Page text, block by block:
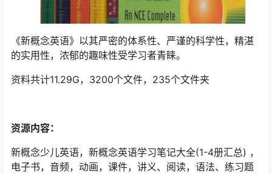
《新概念英语》以其严密的体系性、严谨的科学性，精湛
的实用性，浓郁的趣味性受学习者青睐。
资料共计11.29G，3200个文件，235个文件夹
资源内容：
新概念少儿英语，新概念英语学习笔记大全(1-4册汇总) ，
电子书，音频，动画，课件，讲义、阅读，语法、练习题